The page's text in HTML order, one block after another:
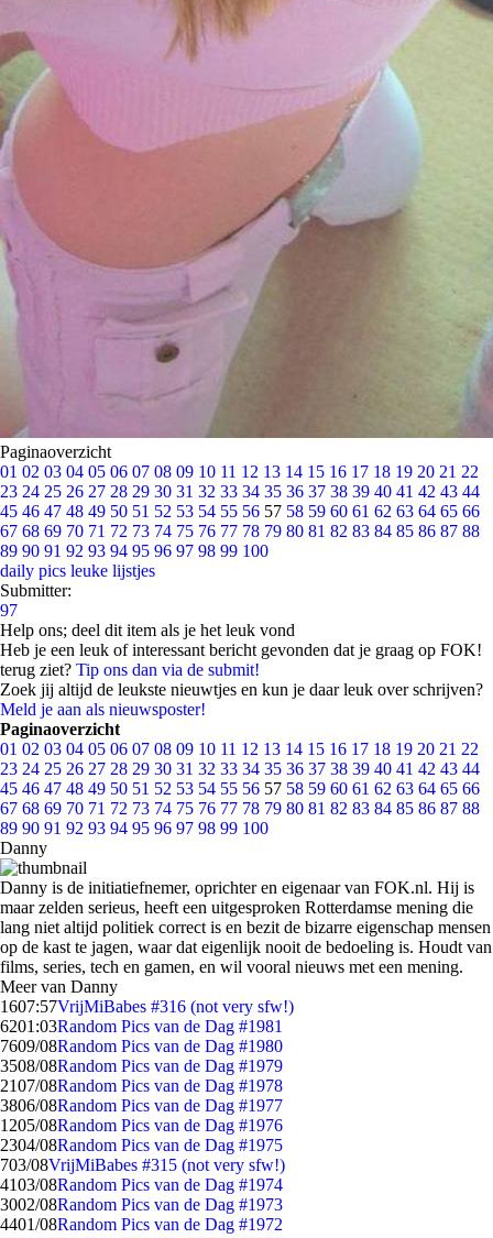
Paginaoverzicht
01 02 03 04 05 06 07 08 09 10 11 12 13 14 15 16 17 18 19 20 21 22
23 24 25 26 27 28 29 30 31 32 33 34 35 36 37 38 39 40 41 42 43 44
45 46 47 48 49 50 51 52 53 54 55 56 57 58 59 60 61 62 63 64 65 66
67 68 69 70 71 72 73 74 75 76 77 78 79 80 81 82 83 84 85 86 87 88
89 90 91 92 93 94 95 96 97 98 99 100
daily pics leuke lijstjes
Submitter:
97
Help ons; deel dit item als je het leuk vond
Heb je een leuk of interessant bericht gevonden dat je graag op FOK!
terug ziet? Tip ons dan via de submit!
Zoek jij altijd de leukste nieuwtjes en kun je daar leuk over schrijven?
Meld je aan als nieuwsposter!
Paginaoverzicht
01 02 03 04 05 06 07 08 09 10 11 12 13 14 15 16 17 18 19 20 21 22
23 24 25 26 27 28 29 30 31 32 33 34 35 36 37 38 39 40 41 42 43 44
45 46 47 48 49 50 51 52 53 54 55 56 57 58 59 60 61 62 63 64 65 66
67 68 69 70 71 72 73 74 75 76 77 78 79 80 81 82 83 84 85 86 87 88
89 90 91 92 93 94 95 96 97 98 99 100
Danny
Danny is de initiatiefnemer, oprichter en eigenaar van FOK.nl. Hij is
maar zelden serieus, heeft een uitgesproken Rotterdamse mening die
lang niet altijd politiek correct is en bezit de bizarre eigenschap mensen
op de kast te jagen, waar dat eigenlijk nooit de bedoeling is. Houdt van
films, series, tech en gamen, en wil vooral nieuws met een mening.
Meer van Danny
1607:57VrijMiBabes #316 (not very sfw!)
6201:03Random Pics van de Dag #1981
7609/08Random Pics van de Dag #1980
3508/08Random Pics van de Dag #1979
2107/08Random Pics van de Dag #1978
3806/08Random Pics van de Dag #1977
1205/08Random Pics van de Dag #1976
2304/08Random Pics van de Dag #1975
703/08VrijMiBabes #315 (not very sfw!)
4103/08Random Pics van de Dag #1974
3002/08Random Pics van de Dag #1973
4401/08Random Pics van de Dag #1972